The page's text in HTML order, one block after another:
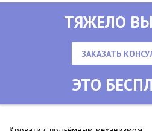
ТЯЖЕЛО
ЗАКАЗАТЬ
ЭТО